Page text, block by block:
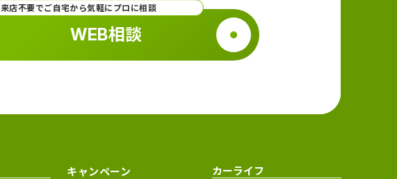
来店不要でご自宅から気軽にプロに相談
WEB相談
キャンペーン カーライフ